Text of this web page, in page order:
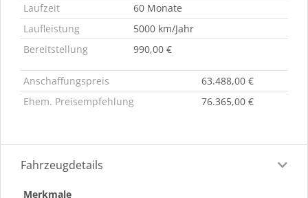
Laufzeit
60 Monate
Laufleistung
5000 km/Jahr
Bereitstellung
990,00 €
Anschaffungspreis
63.488,00 €
Ehem. Preisempfehlung
76.365,00 €
Fahrzeugdetails
Merkmale